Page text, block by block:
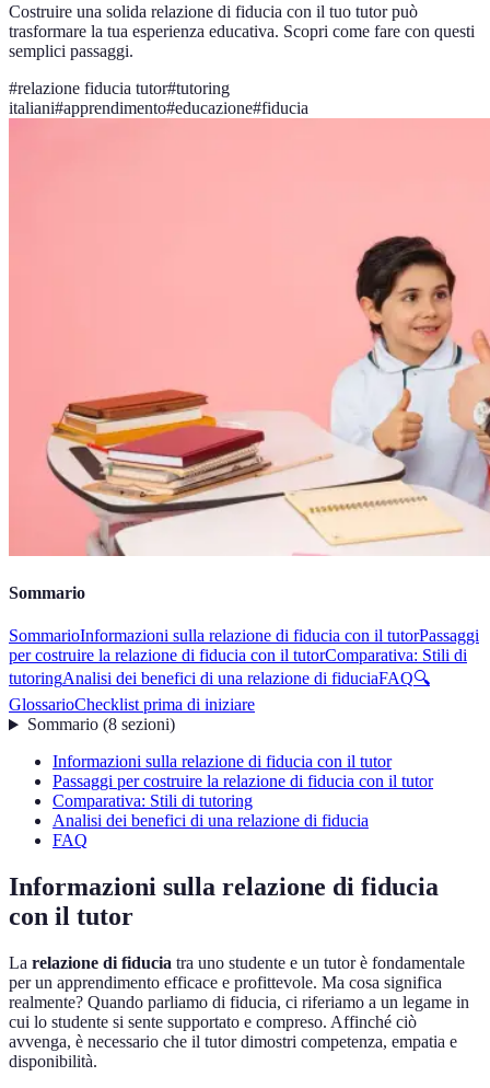
Costruire una solida relazione di fiducia con il tuo tutor può
trasformare la tua esperienza educativa. Scopri come fare con questi
semplici passaggi.
#relazione fiducia tutor#tutoring
italiani#apprendimento#educazione#fiducia
Sommario
SommarioInformazioni sulla relazione di fiducia con il tutorPassaggi
per costruire la relazione di fiducia con il tutorComparativa: Stili di
tutoringAnalisi dei benefici di una relazione di fiduciaFAQ🔍
GlossarioChecklist prima di iniziare
Sommario(8 sezioni)
Informazioni sulla relazione di fiducia con il tutor
Passaggi per costruire la relazione di fiducia con il tutor
Comparativa: Stili di tutoring
Analisi dei benefici di una relazione di fiducia
FAQ
Informazioni sulla relazione di fiducia
con il tutor
La relazione di fiducia tra uno studente e un tutor è fondamentale
per un apprendimento efficace e profittevole. Ma cosa significa
realmente? Quando parliamo di fiducia, ci riferiamo a un legame in
cui lo studente si sente supportato e compreso. Affinché ciò
avvenga, è necessario che il tutor dimostri competenza, empatia e
disponibilità.